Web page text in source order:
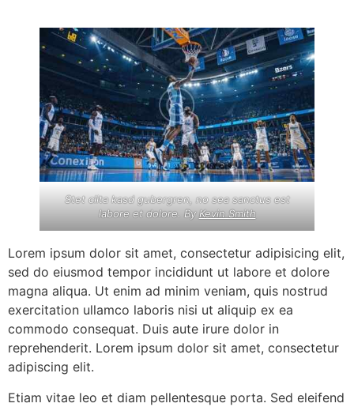
Stet clita kasd gubergren, no sea sanctus est
labore et dolore. ByKevin Smith
Lorem ipsum dolor sit amet, consectetur adipisicing elit,
sed do eiusmod tempor incididunt ut labore et dolore
magna aliqua. Ut enim ad minim veniam, quis nostrud
exercitation ullamco laboris nisi ut aliquip ex ea
commodo consequat. Duis aute irure dolor in
reprehenderit. Lorem ipsum dolor sit amet, consectetur
adipiscing elit.
Etiam vitae leo et diam pellentesque porta. Sed eleifend